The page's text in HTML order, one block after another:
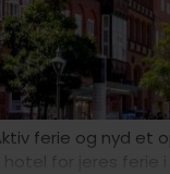
ferie og nyd et
hotel for jeres ferie